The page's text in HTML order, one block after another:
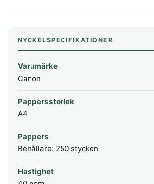
NYCKELSPECIFIKATIONER
Varumärke
Canon
Pappersstorlek
A4
Pappers
Behållare: 250 stycken
Hastighet